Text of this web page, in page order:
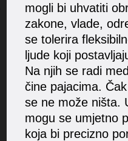
mogli bi uhvatiti
zakone, vlade,
se tolerira
ljude koji
Na njih se radi
čine pajacima.
se ne može ništa.
mogu se umjetno
koja bi precizno